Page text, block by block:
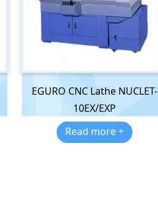
EGURO CNC Lathe NUCLET-
10EX/EXP
Read more +